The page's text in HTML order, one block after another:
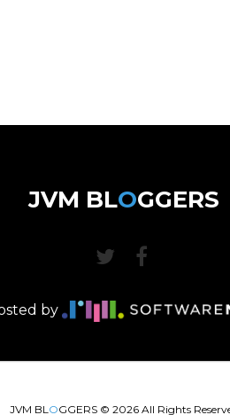
JVM BLOGGERS
by
JVM BLOGGERS © 2026All Rights